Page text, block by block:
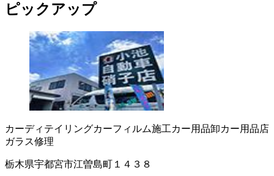
ピックアップ
カーディテイリングカーフィルム施工カー用品卸カー用品店
ガラス修理
栃木県宇都宮市江曽島町１４３８